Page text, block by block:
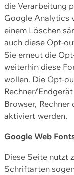
die Verarbeitung
Google Analytics
einem Löschen
auch diese Opt-
Sie erneut die
weiterhin diese
wollen. Die Opt-
Rechner/
Browser,
aktiviert werden.
Google Web
Diese Seite nutzt
Schriftarten